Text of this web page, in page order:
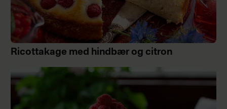
Ricottakage med hindbær og citron